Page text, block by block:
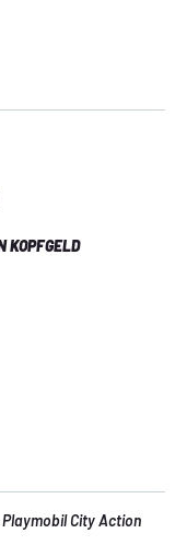
KOPFGELD
Playmobil City Action